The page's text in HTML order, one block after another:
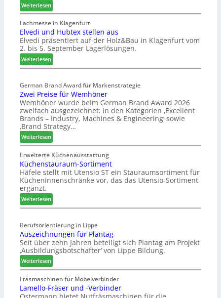
h
a
b
l
s
e
s
c
h
j
a
h
Weiterlesen:
W
e
i
n
i
p
s
s
t
F
ü
h
r
u
n
g
a
n
Fachmesse in Klagenfurt
Elvedi und Hubtex stellen aus
Elvedi präsentiert auf der Holz&Bau in Klagenfurt vom
2. bis 5. September Lagerlösungen.
Weiterlesen:
E
v
e
d
i
u
n
d
H
u
b
t
e
x
s
t
l
e
n
a
u
s
German Brand Award für Markenstrategie
Zwei Preise für Wemhöner
Wemhöner wurde beim German Brand Award 2026
zweifach ausgezeichnet: in den Kategorien ‚Excellent
Brands – Industry, Machines & Engineering‘ sowie
‚Brand Strategy…
Weiterlesen:
Z
w
e
i
P
e
i
e
f
ü
r
W
e
m
h
ö
Erweiterte Küchenausstattung
Küchenstauraum-Sortiment
Häfele stellt mit Utensio ST ein Stauraumsortiment für
Kücheninnenschränke vor, das das Utensio-Sortiment
ergänzt.
Weiterlesen:
K
c
h
e
n
s
t
a
u
r
Berufsorientierung in Lippe
Auszeichnungen für Plantag
Seit über zehn Jahren beteiligt sich Plantag am Projekt
‚Ausbildungsbotschafter‘ von Lippe Bildung.
Weiterlesen:
A
u
s
z
Fräsmaschinen für Möbelverbinder
Lamello-Fräser und -Verbinder